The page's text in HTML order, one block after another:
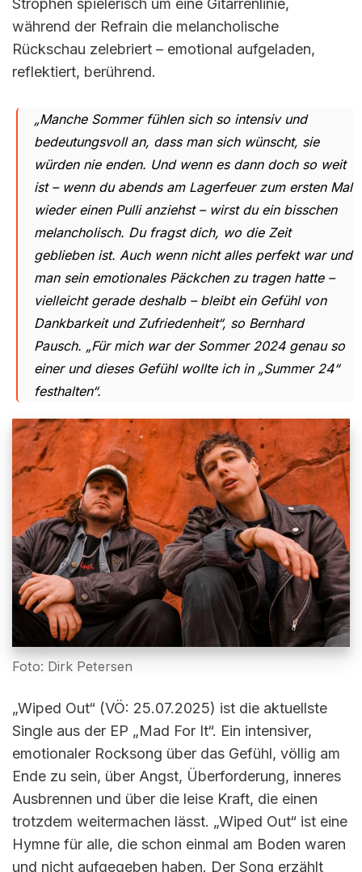
Strophen spielerisch um eine Gitarrenlinie,
während der Refrain die melancholische
Rückschau zelebriert – emotional aufgeladen,
reflektiert, berührend.
„Manche Sommer fühlen sich so intensiv und
bedeutungsvoll an, dass man sich wünscht, sie
würden nie enden. Und wenn es dann doch so weit
ist – wenn du abends am Lagerfeuer zum ersten Mal
wieder einen Pulli anziehst – wirst du ein bisschen
melancholisch. Du fragst dich, wo die Zeit
geblieben ist. Auch wenn nicht alles perfekt war und
man sein emotionales Päckchen zu tragen hatte –
vielleicht gerade deshalb – bleibt ein Gefühl von
Dankbarkeit und Zufriedenheit“, so Bernhard
Pausch. „Für mich war der Sommer 2024 genau so
einer und dieses Gefühl wollte ich in „Summer 24“
festhalten“.
Foto: Dirk Petersen
„Wiped Out“ (VÖ: 25.07.2025) ist die aktuellste
Single aus der EP „Mad For It“. Ein intensiver,
emotionaler Rocksong über das Gefühl, völlig am
Ende zu sein, über Angst, Überforderung, inneres
Ausbrennen und über die leise Kraft, die einen
trotzdem weitermachen lässt. „Wiped Out“ ist eine
Hymne für alle, die schon einmal am Boden waren
und nicht aufgegeben haben. Der Song erzählt